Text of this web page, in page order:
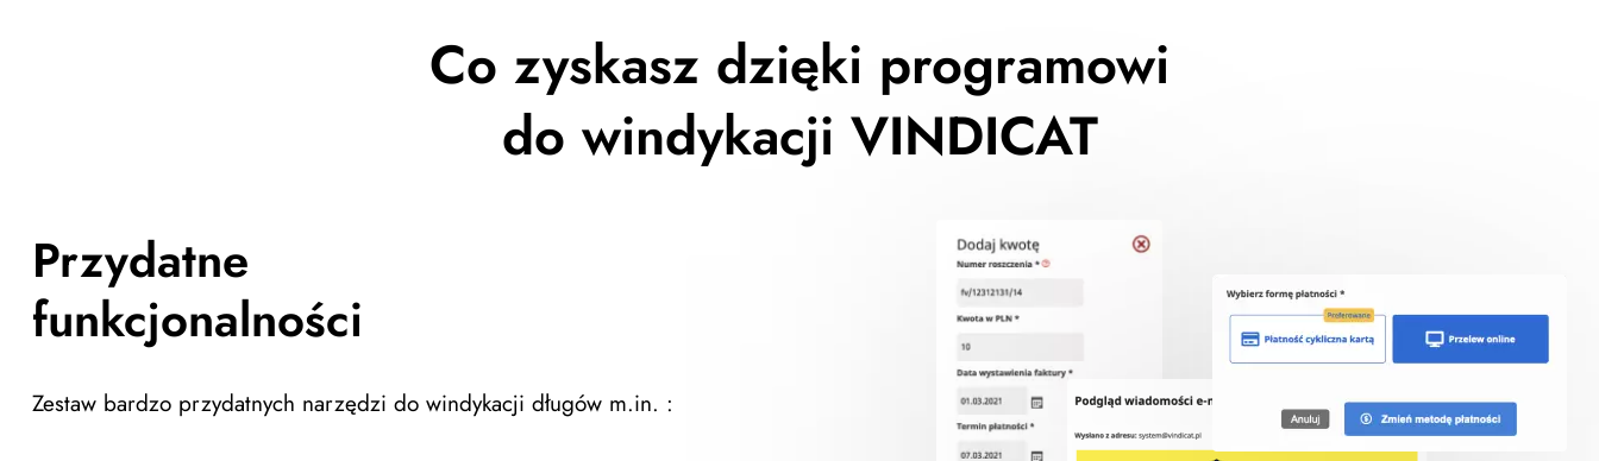
Co zyskasz dzięki programowi
do windykacji VINDICAT
Przydatne
funkcjonalności
Zestaw bardzo przydatnych narzędzi do windykacji długów m.in. :